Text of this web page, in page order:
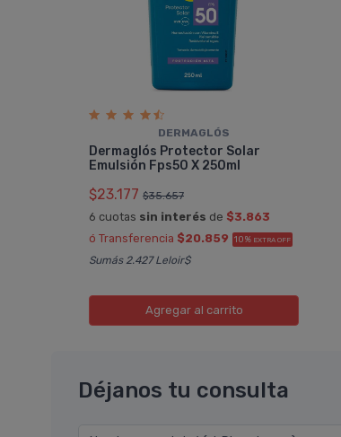
DERMAGLÓS
Dermaglós Protector Solar
Emulsión Fps50 X 250ml
$23.177 $35.657
6 cuotas sin interés de $3.863
ó Transferencia $20.859 10% EXTRA OFF
Sumás 2.427 Leloir$
Agregaral carrito
Déjanos tu consulta